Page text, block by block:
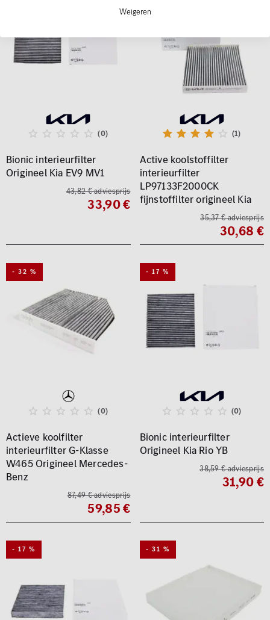
(0)
Bionic interieurfilter
Origineel Kia EV9 MV1
43,82 € adviesprijs
33,90 €
(1)
Active koolstoffilter
interieurfilter
LP97133F2000CK
fijnstoffilter origineel Kia
35,37 € adviesprijs
30,68 €
- 32 %
(0)
Actieve koolfilter
interieurfilter G-Klasse
W465 Origineel Mercedes-
Benz
87,49 € adviesprijs
59,85 €
- 17 %
(0)
Bionic interieurfilter
Origineel Kia Rio YB
38,59 € adviesprijs
31,90 €
- 17 % - 31 %
Weigeren